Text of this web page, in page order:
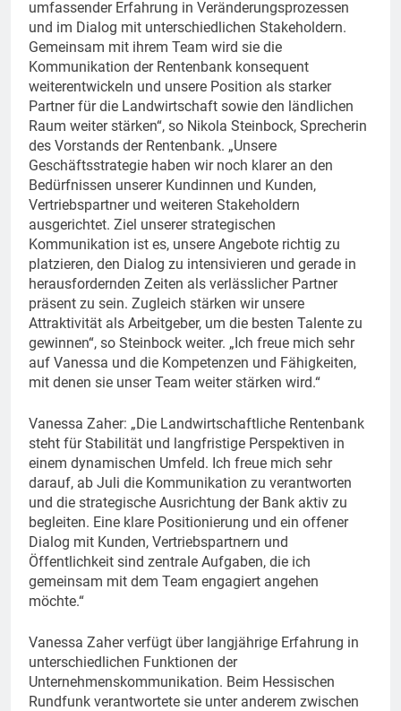
umfassender Erfahrung in Veränderungsprozessen
und im Dialog mit unterschiedlichen Stakeholdern.
Gemeinsam mit ihrem Team wird sie die
Kommunikation der Rentenbank konsequent
weiterentwickeln und unsere Position als starker
Partner für die Landwirtschaft sowie den ländlichen
Raum weiter stärken“, so Nikola Steinbock, Sprecherin
des Vorstands der Rentenbank. „Unsere
Geschäftsstrategie haben wir noch klarer an den
Bedürfnissen unserer Kundinnen und Kunden,
Vertriebspartner und weiteren Stakeholdern
ausgerichtet. Ziel unserer strategischen
Kommunikation ist es, unsere Angebote richtig zu
platzieren, den Dialog zu intensivieren und gerade in
herausfordernden Zeiten als verlässlicher Partner
präsent zu sein. Zugleich stärken wir unsere
Attraktivität als Arbeitgeber, um die besten Talente zu
gewinnen“, so Steinbock weiter. „Ich freue mich sehr
auf Vanessa und die Kompetenzen und Fähigkeiten,
mit denen sie unser Team weiter stärken wird.“
Vanessa Zaher: „Die Landwirtschaftliche Rentenbank
steht für Stabilität und langfristige Perspektiven in
einem dynamischen Umfeld. Ich freue mich sehr
darauf, ab Juli die Kommunikation zu verantworten
und die strategische Ausrichtung der Bank aktiv zu
begleiten. Eine klare Positionierung und ein offener
Dialog mit Kunden, Vertriebspartnern und
Öffentlichkeit sind zentrale Aufgaben, die ich
gemeinsam mit dem Team engagiert angehen
möchte.“
Vanessa Zaher verfügt über langjährige Erfahrung in
unterschiedlichen Funktionen der
Unternehmenskommunikation. Beim Hessischen
Rundfunk verantwortete sie unter anderem zwischen